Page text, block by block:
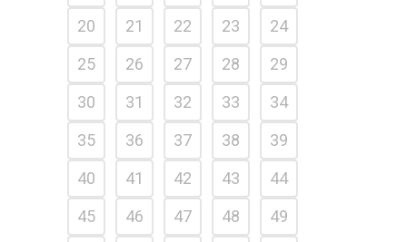
20
21 22 23
24
25
26 27 28
29
30
31 32 33
34
35
36 37 38
39
40
41 42 43
44
45
46 47 48
49